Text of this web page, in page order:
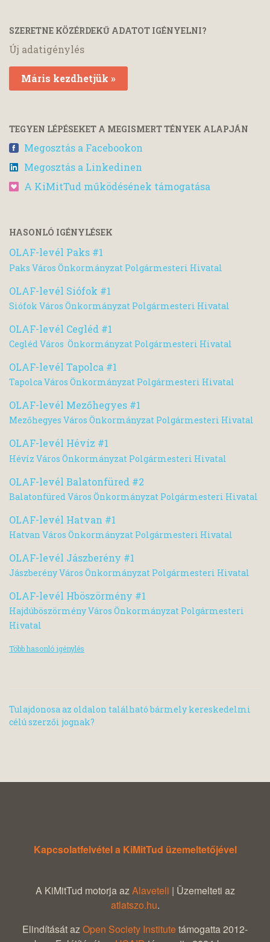
SZERETNE KÖZÉRDEKŰ ADATOT IGÉNYELNI?
Új adatigénylés
Máris kezdhetjük »
TEGYEN LÉPÉSEKET A MEGISMERT TÉNYEK ALAPJÁN
Megosztás a Facebookon
Megosztás a Linkedinen
A KiMitTud működésének támogatása
HASONLÓ IGÉNYLÉSEK
OLAF-levél Paks #1
Paks Város Önkormányzat Polgármesteri Hivatal
OLAF-levél Siófok #1
Siófok Város Önkormányzat Polgármesteri Hivatal
OLAF-levél Cegléd #1
Cegléd Város Önkormányzat Polgármesteri Hivatal
OLAF-levél Tapolca #1
Tapolca Város Önkormányzat Polgármesteri Hivatal
OLAF-levél Mezőhegyes #1
Mezőhegyes Város Önkormányzat Polgármesteri Hivatal
OLAF-levél Hévíz #1
Hévíz Város Önkormányzat Polgármesteri Hivatal
OLAF-levél Balatonfüred #2
Balatonfüred Város Önkormányzat Polgármesteri Hivatal
OLAF-levél Hatvan #1
Hatvan Város Önkormányzat Polgármesteri Hivatal
OLAF-levél Jászberény #1
Jászberény Város Önkormányzat Polgármesteri Hivatal
OLAF-levél Hböszörmény #1
Hajdúböszörmény Város Önkormányzat Polgármesteri
Hivatal
Több hasonló igénylés
Tulajdonosa az oldalon található bármely kereskedelmi
célú szerzői jognak?
Kapcsolatfelvétel a KiMitTud üzemeltetőjével
A KiMitTud motorja azAlaveteli | Üzemelteti az
atlatszo.hu.
Elindítását azOpen Society Institutetámogatta 2012-